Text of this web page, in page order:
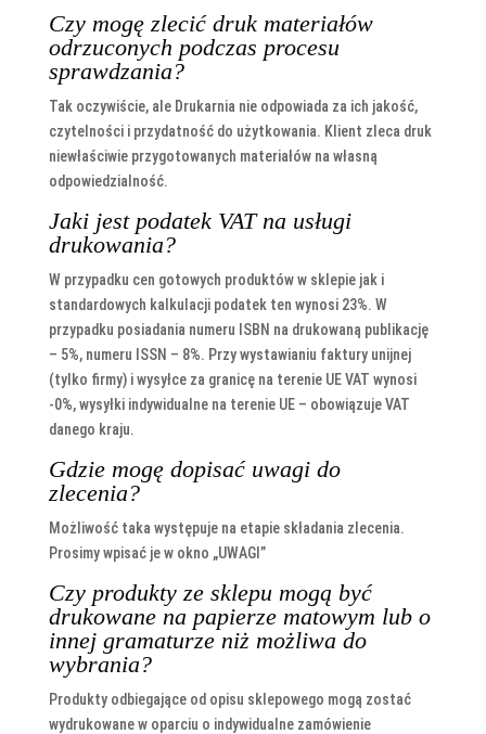
Czy mogę zlecić druk materiałów
odrzuconych podczas procesu
sprawdzania?
Tak oczywiście, ale Drukarnia nie odpowiada za ich jakość,
czytelności i przydatność do użytkowania. Klient zleca druk
niewłaściwie przygotowanych materiałów na własną
odpowiedzialność.
Jaki jest podatek VAT na usługi
drukowania?
W przypadku cen gotowych produktów w sklepie jak i
standardowych kalkulacji podatek ten wynosi 23%. W
przypadku posiadania numeru ISBN na drukowaną publikację
– 5%, numeru ISSN – 8%. Przy wystawianiu faktury unijnej
(tylko firmy) i wysyłce za granicę na terenie UE VAT wynosi
-0%, wysyłki indywidualne na terenie UE – obowiązuje VAT
danego kraju.
Gdzie mogę dopisać uwagi do
zlecenia?
Możliwość taka występuje na etapie składania zlecenia.
Prosimy wpisać je w okno „UWAGI”
Czy produkty ze sklepu mogą być
drukowane na papierze matowym lub o
innej gramaturze niż możliwa do
wybrania?
Produkty odbiegające od opisu sklepowego mogą zostać
wydrukowane w oparciu o indywidualne zamówienie